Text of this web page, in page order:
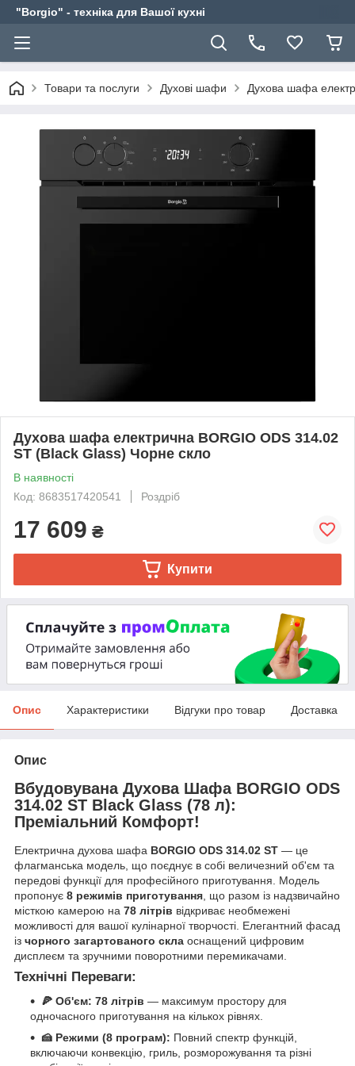
"Borgio" - техніка для Вашої кухні
Товари та послуги Духові шафи Духова шафа
Духова шафа електрична BORGIO ODS 314.02
ST (Black Glass) Чорне скло
В наявності
Код: 8683517420541
Роздріб
17 609 ₴
Купити
Опис Характеристики Відгуки про товар Доставка
Опис
Вбудовувана Духова Шафа BORGIO ODS
314.02 ST Black Glass (78 л):
Преміальний Комфорт!
Електрична духова шафа BORGIO ODS 314.02 ST — це
флагманська модель, що поєднує в собі величезний об'єм та
передові функції для професійного приготування. Модель
пропонує 8 режимів приготування , що разом із надзвичайно
місткою камерою на 78 літрів відкриває необмежені
можливості для вашої кулінарної творчості. Елегантний фасад
із чорного загартованого скла оснащений цифровим
дисплеєм та зручними поворотними перемикачами.
Технічні Переваги:
🍕 Об'єм: 78 літрів — максимум простору для
одночасного приготування на кількох рівнях.
🍰 Режими (8 програм): Повний спектр функцій,
включаючи конвекцію, гриль, розморожування та різні